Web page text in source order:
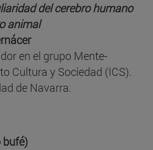
del cerebro humano
animal
en el grupo Mente-
Cultura y Sociedad (ICS).
de Navarra.
bufé)